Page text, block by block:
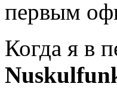
первым
Когда я в